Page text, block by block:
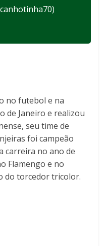
no futebol e na
de Janeiro e realizou
seu time de
foi campeão
carreira no ano de
Flamengo e no
do torcedor tricolor.